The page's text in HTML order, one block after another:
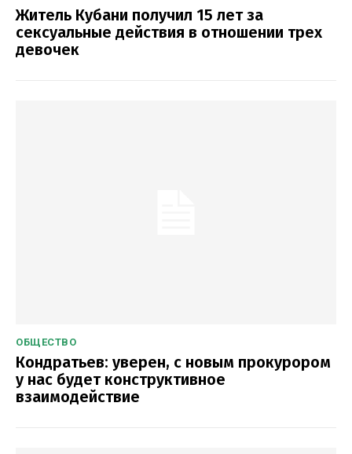
Житель Кубани получил 15 лет за
сексуальные действия в отношении трех
девочек
ОБЩЕСТВО
Кондратьев: уверен, с новым прокурором
у нас будет конструктивное
взаимодействие